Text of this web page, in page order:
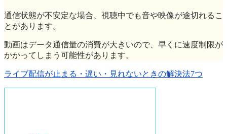
通信状態が不安定な場合、視聴中でも音や映像が途切れるこ
とがあります。
動画はデータ通信量の消費が大きいので、早くに速度制限が
かかってしまう可能性があります。
ライブ配信が止まる・遅い・見れないときの解決法7つ